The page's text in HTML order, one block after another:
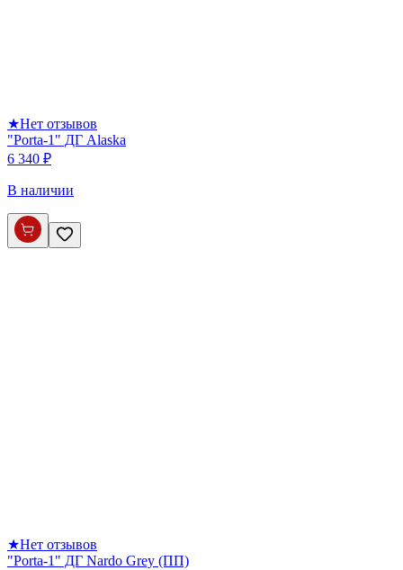
★Нет отзывов
"Porta-1" ДГ Alaska
6 340 ₽
В наличии
★Нет отзывов
"Porta-1" ДГ Nardo Grey (ПП)